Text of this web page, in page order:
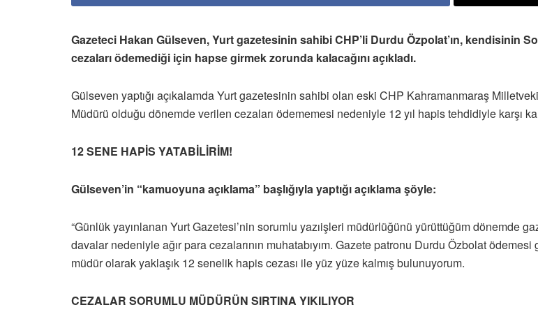
Gazeteci Hakan Gülseven, Yurt gazetesinin sahibi CHP’li Durdu Özpolat’ın, kendisinin
cezaları ödemediği için hapse girmek zorunda kalacağını açıkladı.
Gülseven yaptığı açıkalamda Yurt gazetesinin sahibi olan eski CHP Kahramanmaraş
Müdürü olduğu dönemde verilen cezaları ödememesi nedeniyle 12 yıl hapis tehdidiyle karşı
12 SENE HAPİS YATABİLİRİM!
Gülseven’in “kamuoyuna açıklama” başlığıyla yaptığı açıklama şöyle:
“Günlük yayınlanan Yurt Gazetesi’nin sorumlu yazıişleri müdürlüğünü yürüttüğüm dönemde
davalar nedeniyle ağır para cezalarının muhatabıyım. Gazete patronu Durdu Özbolat
müdür olarak yaklaşık 12 senelik hapis cezası ile yüz yüze kalmış bulunuyorum.
CEZALAR SORUMLU MÜDÜRÜN SIRTINA YIKILIYOR